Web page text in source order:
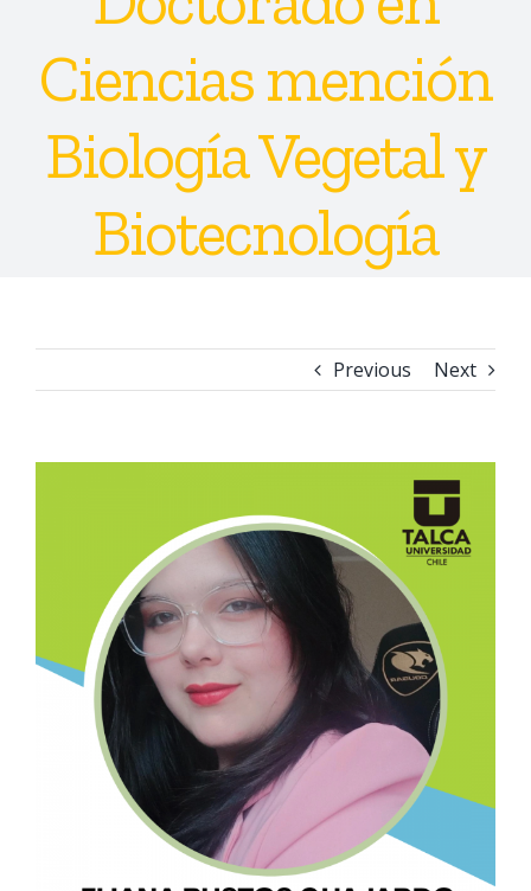
Ciencias mención
Biología Vegetal y
Biotecnología
Previous Next